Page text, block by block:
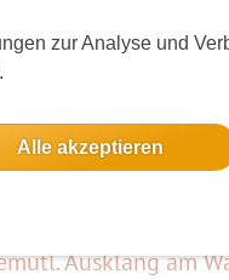
zur Analyse und
Alle akzeptieren